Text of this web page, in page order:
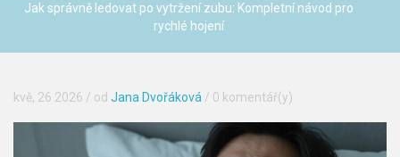
Jak správně ledovat po vytržení zubu: Kompletní návod pro
rychlé hojení
kvě, 26 2026 / od Jana Dvořáková / 0 komentář(y)